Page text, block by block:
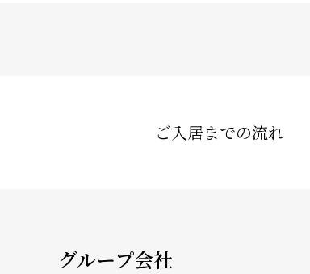
ご入居までの流れ
グループ会社